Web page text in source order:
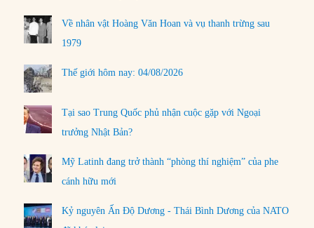
Về nhân vật Hoàng Văn Hoan và vụ thanh trừng sau
1979
Thế giới hôm nay: 04/08/2026
Tại sao Trung Quốc phủ nhận cuộc gặp với Ngoại
trưởng Nhật Bản?
Mỹ Latinh đang trở thành “phòng thí nghiệm” của phe
cánh hữu mới
Kỷ nguyên Ấn Độ Dương - Thái Bình Dương của NATO